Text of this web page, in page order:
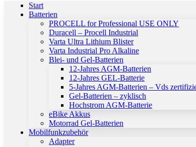
Start
Batterien
PROCELL for Professional USE ONLY
Duracell – Procell Industrial
Varta Ultra Lithium Blister
Varta Industrial Pro Alkaline
Blei- und Gel-Batterien
12-Jahres AGM-Batterien
12-Jahres GEL-Batterie
5-Jahres AGM-Batterien – Vds
Gel-Batterien – zyklisch
Hochstrom AGM-Batterie
eBike Akkus
Motorrad Gel-Batterien
Mobilfunkzubehör
Adapter